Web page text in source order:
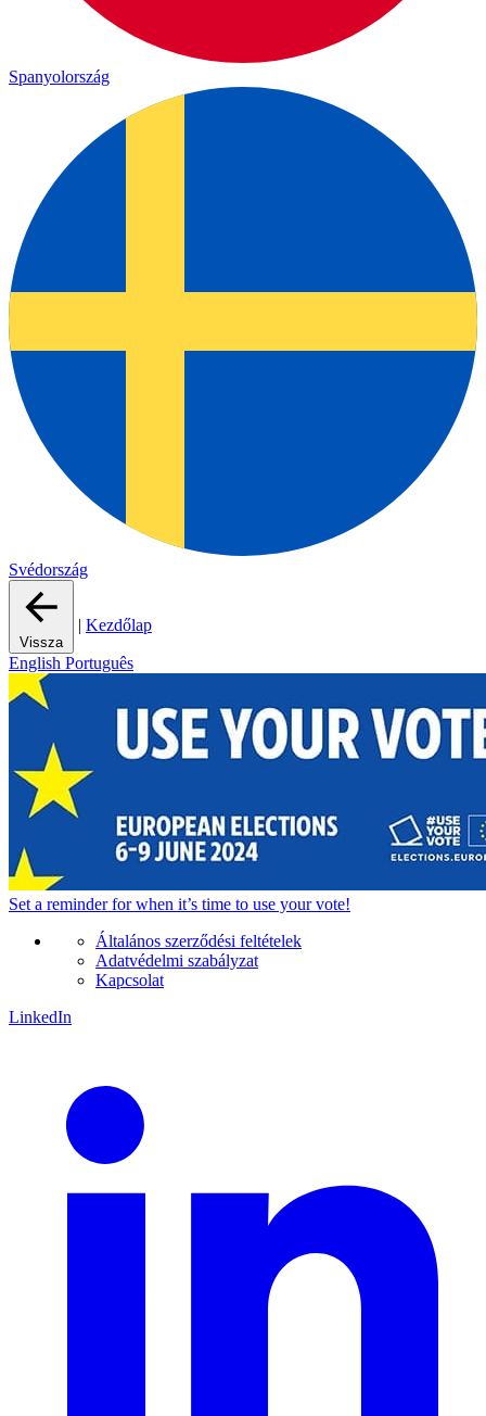
Spanyolország
Svédország
Vissza
| Kezdőlap
English Português
Set a reminderfor when it’s time to use your vote!
Általános szerződési feltételek
Adatvédelmi szabályzat
Kapcsolat
LinkedIn